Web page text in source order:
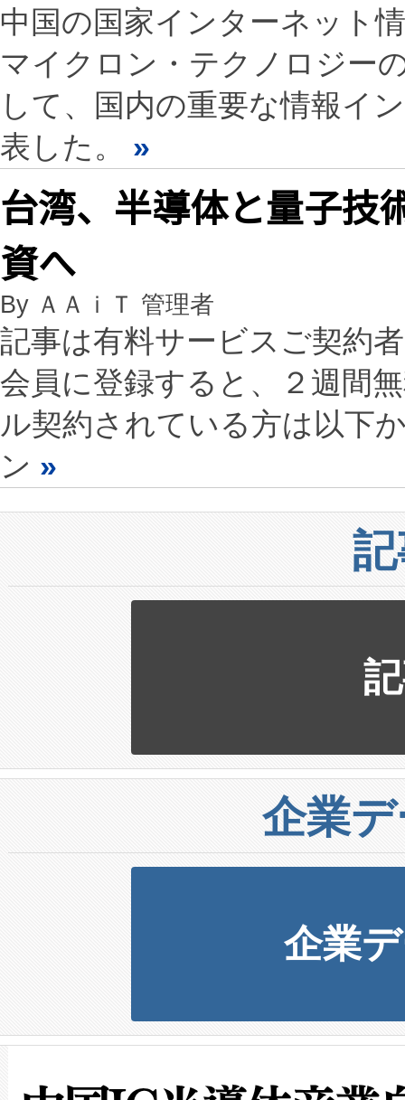
中国の国家インターネット
マイクロン・テクノロジー
して、国内の重要な情報イ
表した。
»
台湾、半導体と量子技
資へ
By ＡＡｉＴ 管理者
記事は有料サービスご契約
会員に登録すると、２週間
ル契約されている方は以下
ン »
企業
企業